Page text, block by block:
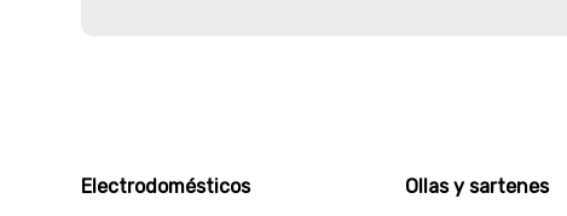
También, podrás explorar nuestra amplia
Electrodomésticos Ollas y sartenes